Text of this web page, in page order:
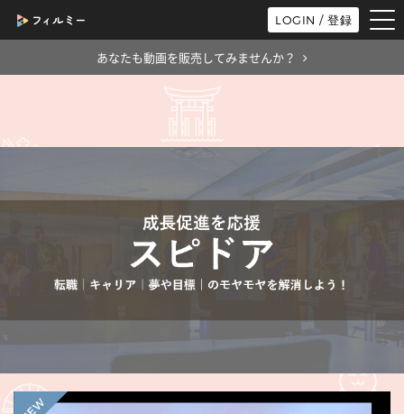
LOGIN / 登録
あなたも動画を販売してみませんか？